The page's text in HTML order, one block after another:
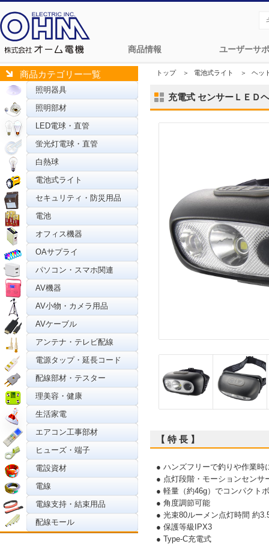
商品情報 ユーザーサ
商品カテゴリー一覧
照明器具
照明部材
LED電球・直管
蛍光灯電球・直管
白熱球
電池式ライト
セキュリティ・防災用品
電池
オフィス機器
OAサプライ
パソコン・スマホ関連
AV機器
AV小物・カメラ用品
AVケーブル
アンテナ・テレビ配線
電源タップ・延長コード
配線部材・テスター
理美容・健康
生活家電
エアコン工事部材
ヒューズ・端子
電設資材
電線
電線支持・結束用品
配線モール
トップ＞ 電池式ライト ＞ ヘッ
充電式 センサーＬＥＤ
【 特 長 】
● ハンズフリーで釣りや作業時
● 点灯段階・モーションセンサ
● 軽量（約46g）でコンパクト
● 角度調節可能
● 光束80ルーメン点灯時間 約
● 保護等級IPX3
● Type-C充電式